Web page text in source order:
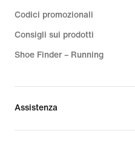
Codici promozionali
Consigli sui prodotti
Shoe Finder – Running
Assistenza